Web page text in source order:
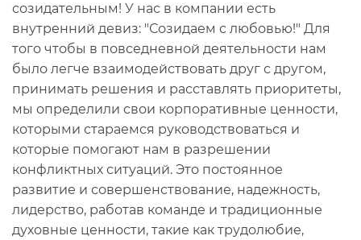
созидательным! У нас в компании есть
внутренний девиз: "Созидаем с любовью!" Для
того чтобы в повседневной деятельности нам
было легче взаимодействовать друг с другом,
принимать решения и расставлять приоритеты,
мы определили свои корпоративные ценности,
которыми стараемся руководствоваться и
которые помогают нам в разрешении
конфликтных ситуаций. Это постоянное
развитие и совершенствование, надежность,
лидерство, работав команде и традиционные
духовные ценности, такие как трудолюбие,